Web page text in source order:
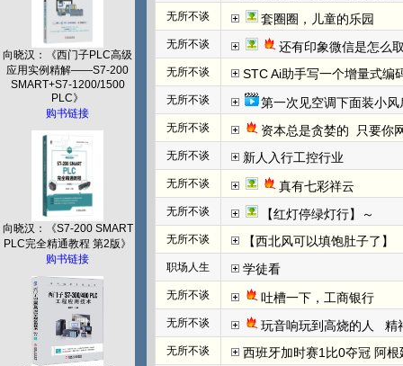
向晓汉：《西门子PLC高级
应用实例精解——S7-200
SMART+S7-1200/1500
PLC》
购书链接
向晓汉：《S7-200 SMART
PLC完全精通教程 第2版》
购书链接
无所不谈 套圈圈，儿童的乐园
无所不谈 还有印象微信是怎么
无所不谈 STC Ai助手写一个增量式编
无所不谈 第一次见空调下面装小风
无所不谈 资本总是贪婪的  只要你
无所不谈 新人入行工控行业
无所不谈 真有七彩祥云
无所不谈 【红灯停绿灯行】～
无所不谈 【西北风可以填饱肚子了】
职场人生 学徒看
无所不谈 吐槽一下，工商银行
无所不谈 玩音响玩到高烧的人   精
无所不谈 西班牙加时赛1比0夺冠 阿